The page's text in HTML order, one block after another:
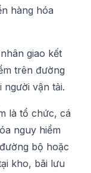
hàng hóa
giao kết
trên đường
vận tải.
là tổ chức, cá
nguy hiểm
bộ hoặc
kho, bãi lưu